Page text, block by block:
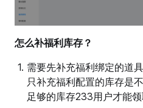
怎么补福利库存？
需要先补充福利绑定的道
只补充福利配置的库存是
足够的库存233用户才能领